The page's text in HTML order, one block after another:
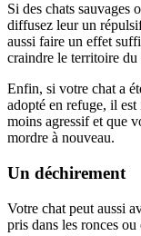
Si des chats sauvages
diffusez leur un
aussi faire un effet
craindre le territoire du
Enfin, si votre chat a
adopté en refuge, il
moins agressif et que
mordre à nouveau.
Un déchirement
Votre chat peut aussi
pris dans les ronces